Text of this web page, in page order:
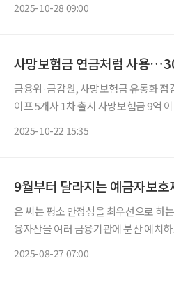
2025-10-28 09:00
사망보험금 연금처럼 사용
금융위·금감원, 사망보험금 유동화
이프 5개사 1차 출시 사망보험금 9억
2025-10-22 15:35
9월부터 달라지는 예금자보호
은 씨는 평소 안정성을 최우선으로 하
융자산을 여러 금융기관에 분산 예치
2025-08-27 07:00